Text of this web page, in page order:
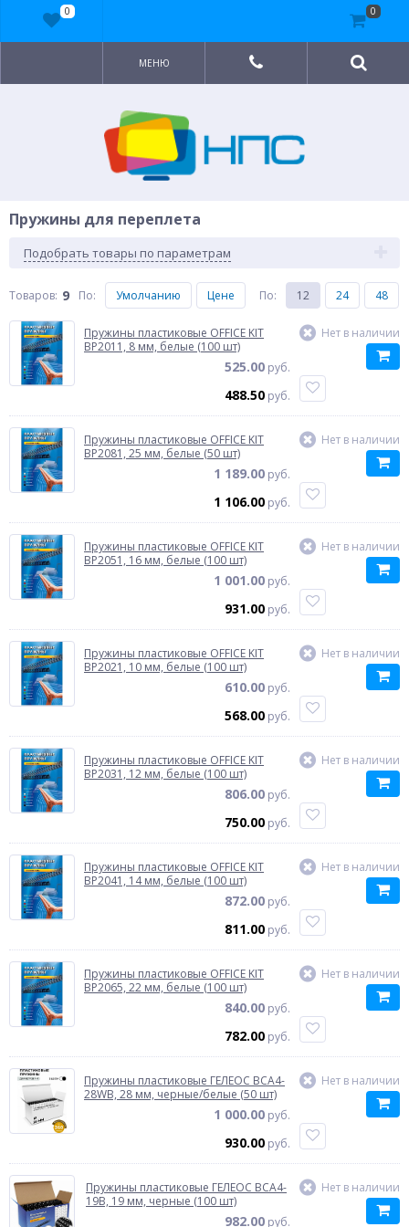
МЕНЮ
Пружины для переплета
Подобрать товары по параметрам
Товаров: 9 По: Умолчанию Цене По: 12 24 48
Пружины пластиковые OFFICE KIT
BP2011, 8 мм, белые (100 шт)
525.00 руб.
488.50 руб.
Нет в наличии
Пружины пластиковые OFFICE KIT
BP2081, 25 мм, белые (50 шт)
1 189.00 руб.
1 106.00 руб.
Нет в наличии
Пружины пластиковые OFFICE KIT
BP2051, 16 мм, белые (100 шт)
1 001.00 руб.
931.00 руб.
Нет в наличии
Пружины пластиковые OFFICE KIT
BP2021, 10 мм, белые (100 шт)
610.00 руб.
568.00 руб.
Нет в наличии
Пружины пластиковые OFFICE KIT
BP2031, 12 мм, белые (100 шт)
806.00 руб.
750.00 руб.
Нет в наличии
Пружины пластиковые OFFICE KIT
BP2041, 14 мм, белые (100 шт)
872.00 руб.
811.00 руб.
Нет в наличии
Пружины пластиковые OFFICE KIT
BP2065, 22 мм, белые (100 шт)
840.00 руб.
782.00 руб.
Нет в наличии
Пружины пластиковые ГЕЛЕОС BCA4-
28WB, 28 мм, черные/белые (50 шт)
1 000.00 руб.
930.00 руб.
Нет в наличии
Пружины пластиковые ГЕЛЕОС BCA4-
19B, 19 мм, черные (100 шт)
982.00 руб.
Нет в наличии
0 0